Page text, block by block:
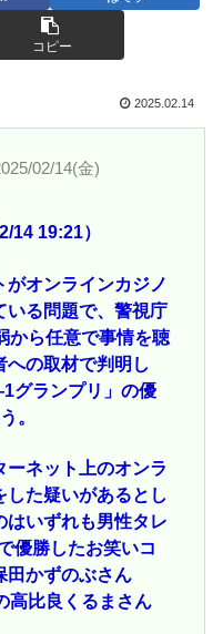
コピー
2025.02.14
02/14(金)
14 19:21）
オンラインカジノ
いる問題で、警視庁
から任意で事情を聴
への取材で判明し
グランプリ」の優
。
ネット上のオンラ
した疑いがあるとし
はいずれも男性タレ
優勝したお笑いコ
田かずのぶさん
高比良くるまさん